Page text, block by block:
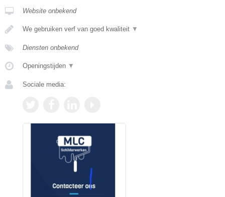
Website onbekend
We gebruiken verf van goed kwaliteit ▼
Diensten onbekend
Openingstijden ▼
Sociale media: